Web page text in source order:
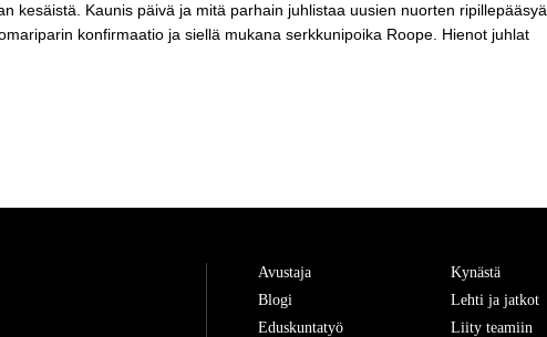
kesäistä. Kaunis päivä ja mitä parhain juhlistaa uusien nuorten ripillepääsyä.
konfirmaatio ja siellä mukana serkkunipoika Roope. Hienot juhlat
Avustaja
Blogi
Eduskuntatyö
Kynästä
Lehti ja jatkot
Liity teamiin